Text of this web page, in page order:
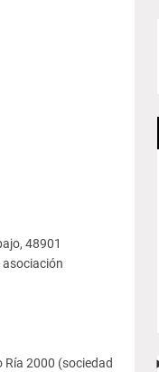
48901
asociación
Ría 2000 (sociedad